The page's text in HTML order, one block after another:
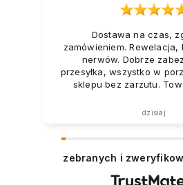
Dostawa na czas,
zamówieniem. Rewelacja,
nerwów. Dobrze
przesyłka, wszystko w
sklepu bez zarzutu.
została zrealizowana
dzisiaj
zebranych i